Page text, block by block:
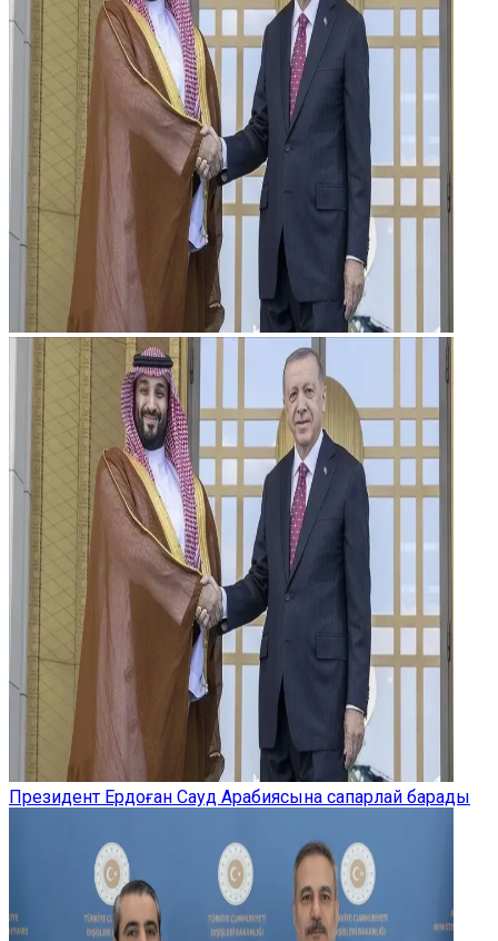
Президент Ердоған Сауд Арабиясына сапарлай барады